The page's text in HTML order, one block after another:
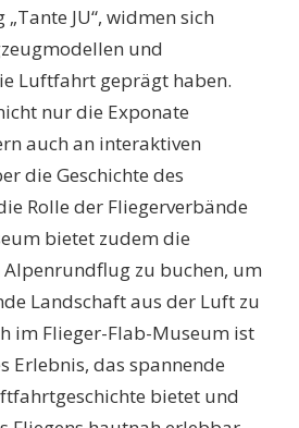
JU“, widmen sich
und
Luftfahrt geprägt haben.
nur die Exponate
auch an interaktiven
die Geschichte des
Rolle der Fliegerverbände
bietet zudem die
zu buchen, um
Landschaft aus der Luft zu
im Flieger-Flab-Museum ist
Erlebnis, das spannende
bietet und